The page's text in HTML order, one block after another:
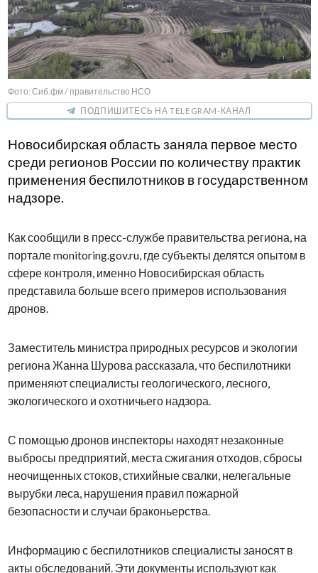
Фото: Сиб.фм / правительство НСО
ПОДПИШИТЕСЬ НА TELEGRAM-КАНАЛ
Новосибирская область заняла первое место
среди регионов России по количеству практик
применения беспилотников в государственном
надзоре.
Как сообщили в пресс-службе правительства региона, на
портале monitoring.gov.ru, где субъекты делятся опытом в
сфере контроля, именно Новосибирская область
представила больше всего примеров использования
дронов.
Заместитель министра природных ресурсов и экологии
региона Жанна Шурова рассказала, что беспилотники
применяют специалисты геологического, лесного,
экологического и охотничьего надзора.
С помощью дронов инспекторы находят незаконные
выбросы предприятий, места сжигания отходов, сбросы
неочищенных стоков, стихийные свалки, нелегальные
вырубки леса, нарушения правил пожарной
безопасности и случаи браконьерства.
Информацию с беспилотников специалисты заносят в
акты обследований. Эти документы используют как